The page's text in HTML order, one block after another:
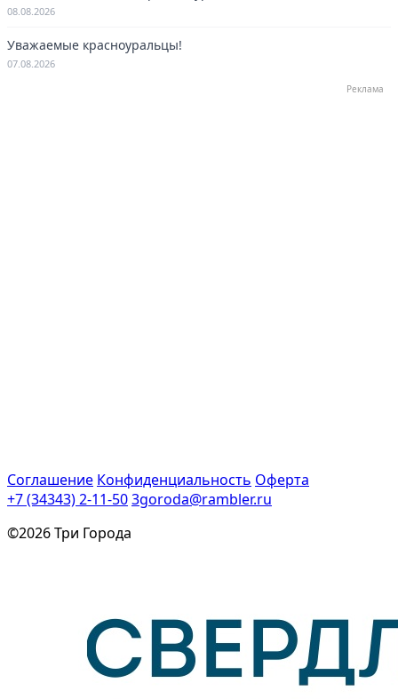
08.08.2026
Уважаемые красноуральцы!
07.08.2026
Реклама
Соглашение Конфиденциальность Оферта
+7 (34343) 2-11-503goroda@rambler.ru
©2026 Три Города